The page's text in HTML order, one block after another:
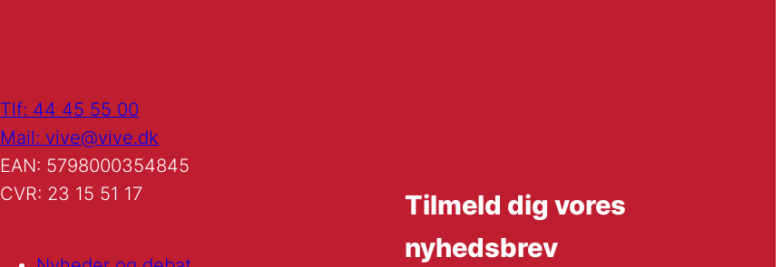
Tlf: 44 45 55 00
Mail: vive@vive.dk
EAN: 5798000354845
CVR: 23 15 51 17
Tilmeld dig vores
nyhedsbrev